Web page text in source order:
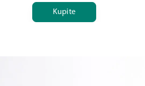
Kupite